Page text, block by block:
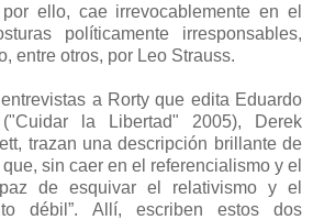
ello, cae irrevocablemente en el
políticamente irresponsables,
entre otros, por Leo Strauss.
a Rorty que edita Eduardo
la Libertad" 2005), Derek
trazan una descripción brillante de
que, sin caer en el referencialismo y el
de esquivar el relativismo y el
débil”. Allí, escriben estos dos